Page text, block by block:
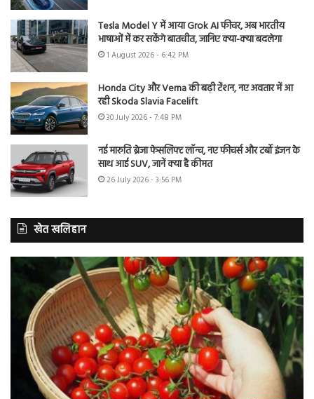
Tesla Model Y में आया Grok AI फीचर, अब भारतीय
भाषाओं में कर सकेंगे बातचीत, जानिए क्या-क्या बदलेगा
1 August 2026 - 6:42 PM
Honda City और Verna की बढ़ी टेंशन, नए अवतार में आ
रही Skoda Slavia Facelift
30 July 2026 - 7:48 PM
नई मारुति ब्रेजा फेसलिफ्ट लॉन्च, नए फीचर्स और टर्बो इंजन के
साथ आई SUV, जानें क्या है कीमत
26 July 2026 - 3:56 PM
खेत खलिहान